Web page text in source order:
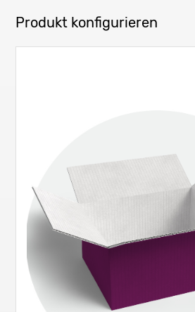
Produkt konfigurieren